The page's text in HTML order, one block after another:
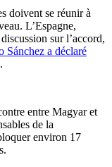
doivent se réunir à
L’Espagne,
sur l’accord,
Sánchez a déclaré
entre Magyar et
de la
environ 17